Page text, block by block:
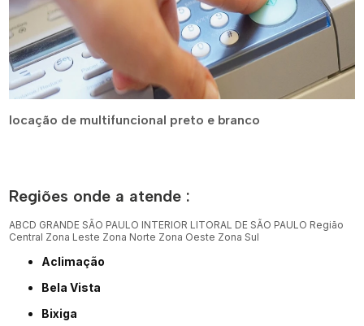
locação de multifuncional preto e branco
Regiões onde a atende :
ABCD GRANDE SÃO PAULO INTERIOR LITORAL DE SÃO PAULO Região
Central Zona Leste Zona Norte Zona Oeste Zona Sul
Aclimação
Bela Vista
Bixiga